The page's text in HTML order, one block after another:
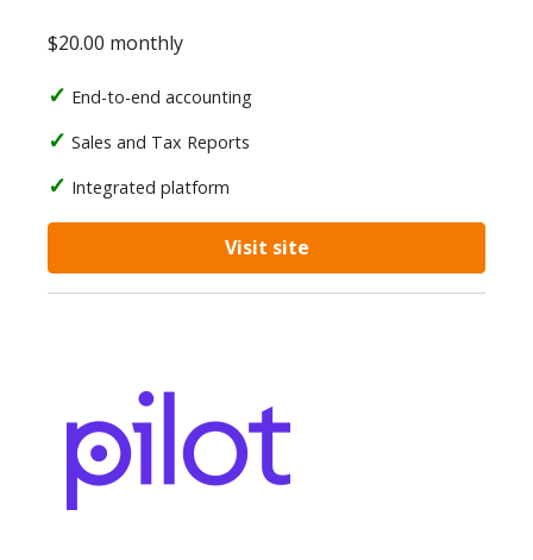
$20.00 monthly
End-to-end accounting
Sales and Tax Reports
Integrated platform
Visit site